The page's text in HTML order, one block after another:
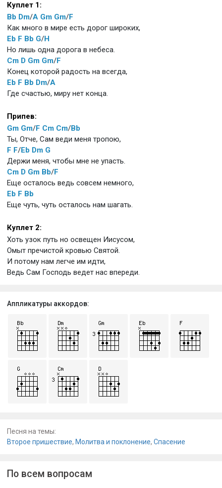
Куплет 1:
Bb Dm/A Gm Gm/F
Как много в мире есть дорог широких,
Eb F Bb G/H
Но лишь одна дорога в небеса.
Cm D Gm Gm/F
Конец которой радость на всегда,
Eb F Bb Dm/A
Где счастью, миру нет конца.
Припев:
Gm Gm/F Cm Cm/Bb
Ты, Отче, Сам веди меня тропою,
F F/Eb Dm G
Держи меня, чтобы мне не упасть.
Cm D Gm Bb/F
Еще осталось ведь совсем немного,
Eb F Bb
Еще чуть, чуть осталось нам шагать.
Куплет 2:
Хоть узок путь но освещен Иисусом,
Омыт пречистой кровью Святой.
И потому нам легче им идти,
Ведь Сам Господь ведет нас впереди.
Аппликатуры аккордов:
Песня на темы:
Второе пришествие, Молитва и поклонение, Спасение
По всем вопросам